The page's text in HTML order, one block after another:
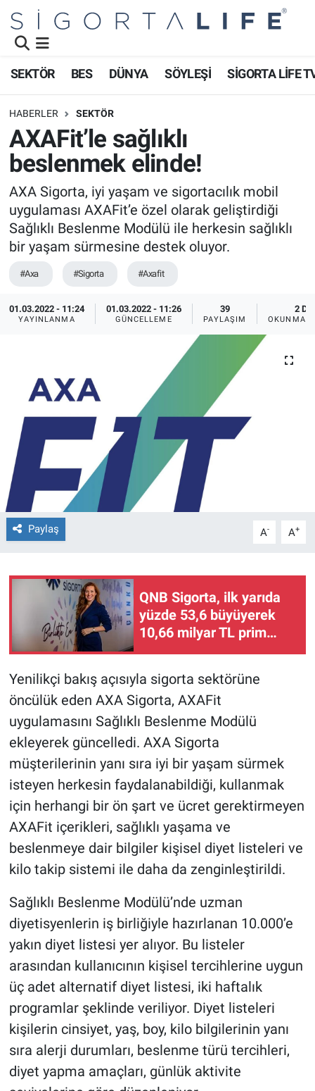
SEKTÖR BES DÜNYA SÖYLEŞİ SİGORTA LİFE
HABERLER SEKTÖR
AXAFit’le sağlıklı
beslenmek elinde!
AXA Sigorta, iyi yaşam ve sigortacılık mobil
uygulaması AXAFit’e özel olarak geliştirdiği
Sağlıklı Beslenme Modülü ile herkesin sağlıklı
bir yaşam sürmesine destek oluyor.
#Axa #Sigorta #Axafit
01.03.2022 - 11:24
YAYINLANMA
01.03.2022 - 11:26
GÜNCELLEME
39
PAYLAŞIM
2 DK
OKUNMA
Paylaş A- A+
QNB Sigorta, ilk yarıda
yüzde 53,6 büyüyerek
10,66 milyar TL prim
üretimine ulaştı
Yenilikçi bakış açısıyla sigorta sektörüne
öncülük eden AXA Sigorta, AXAFit
uygulamasını Sağlıklı Beslenme Modülü
ekleyerek güncelledi. AXA Sigorta
müşterilerinin yanı sıra iyi bir yaşam sürmek
isteyen herkesin faydalanabildiği, kullanmak
için herhangi bir ön şart ve ücret gerektirmeyen
AXAFit içerikleri, sağlıklı yaşama ve
beslenmeye dair bilgiler kişisel diyet listeleri ve
kilo takip sistemi ile daha da zenginleştirildi.
Sağlıklı Beslenme Modülü’nde uzman
diyetisyenlerin iş birliğiyle hazırlanan 10.000’e
yakın diyet listesi yer alıyor. Bu listeler
arasından kullanıcının kişisel tercihlerine uygun
üç adet alternatif diyet listesi, iki haftalık
programlar şeklinde veriliyor. Diyet listeleri
kişilerin cinsiyet, yaş, boy, kilo bilgilerinin yanı
sıra alerji durumları, beslenme türü tercihleri,
diyet yapma amaçları, günlük aktivite
Namaz Vakitleri
Trafik Durumu
Süper Lig Puan Durumu ve Fikstür
Tüm Manşetler
Son Dakika Haberleri
Haber Arşivi